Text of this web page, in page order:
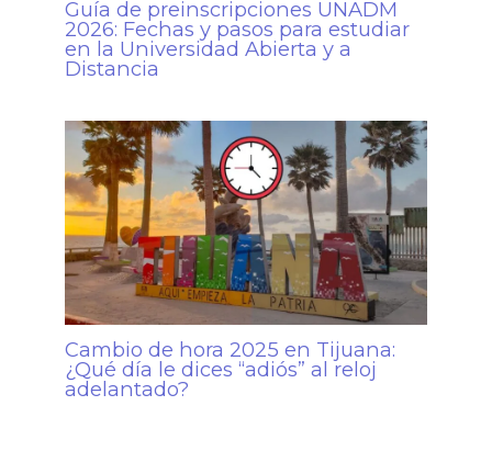
Guía de preinscripciones UNADM
2026: Fechas y pasos para estudiar
en la Universidad Abierta y a
Distancia
Cambio de hora 2025 en Tijuana:
¿Qué día le dices “adiós” al reloj
adelantado?